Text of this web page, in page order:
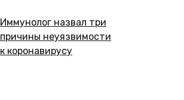
Иммунолог назвал три
причины неуязвимости
к коронавирусу